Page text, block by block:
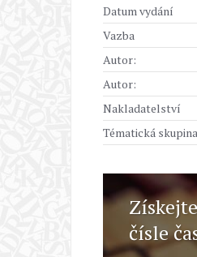
Datum vydání
Vazba
Autor:
Autor:
Nakladatelství
Tématická skupina
čísle